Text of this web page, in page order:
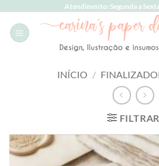
content
Atendimento: Segunda a
INÍCIO /
FILTRAR